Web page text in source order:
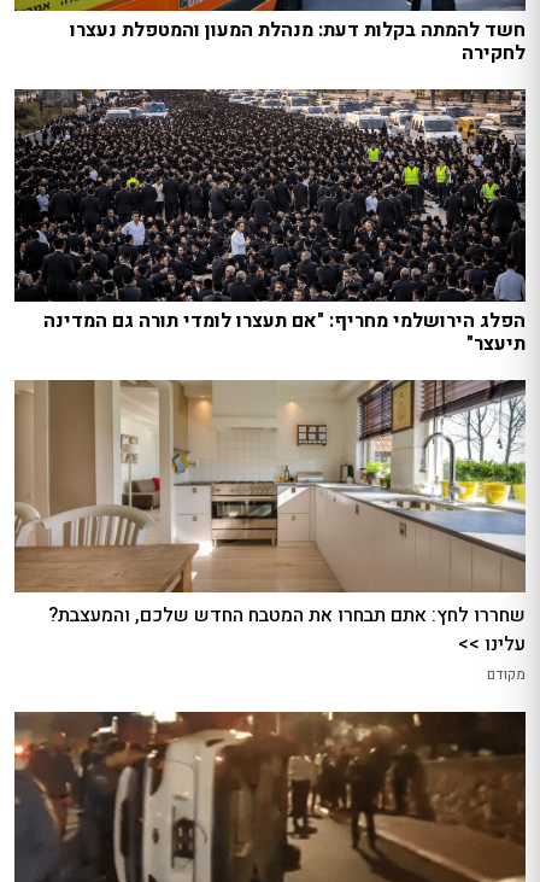
חשד להמתה בקלות דעת: מנהלת המעון והמטפלת נעצרו
לחקירה
הפלג הירושלמי מחריף: "אם תעצרו לומדי תורה גם המדינה
תיעצר"
שחררו לחץ: אתם תבחרו את המטבח החדש שלכם, והמעצבת?
עלינו >>
מקודם